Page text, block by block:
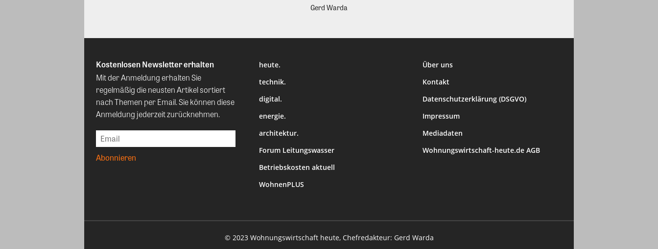
Gerd Warda
Kostenlosen Newsletter erhalten
Mit der Anmeldung erhalten Sie
regelmäßig die neusten Artikel sortiert
nach Themen per Email. Sie können diese
Anmeldung jederzeit zurücknehmen.
heute.
technik.
digital.
energie.
architektur.
Forum Leitungswasser
Betriebskosten aktuell
WohnenPLUS
Über uns
Kontakt
Datenschutzerklärung (DSGVO)
Impressum
Mediadaten
Wohnungswirtschaft-heute.de AGB
© 2023 Wohnungswirtschaft heute, Chefredakteur: Gerd Warda